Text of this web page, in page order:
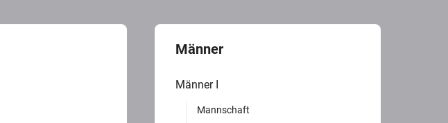
Männer
Männer I
Mannschaft